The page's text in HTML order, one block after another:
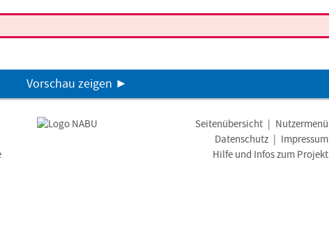
Vorschau zeigen ►
Seitenübersicht
Nutzermenü
Datenschutz
Impressum
Hilfe und Infos zum Projekt